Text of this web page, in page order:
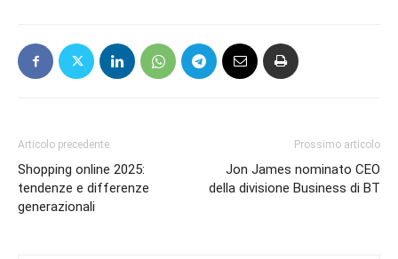
Articolo precedente
Shopping online 2025:
tendenze e differenze
generazionali
Prossimo articolo
Jon James nominato CEO
della divisione Business di BT